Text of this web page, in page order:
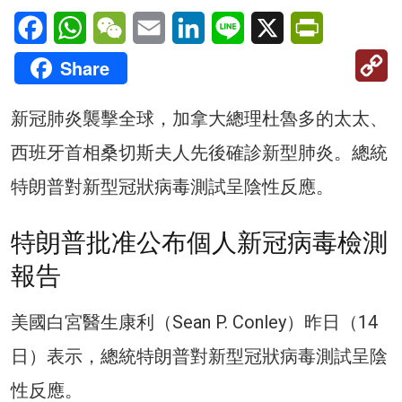
FacebookWhatsAppWeChatEmail LinkedInLine X
Share
新冠肺炎襲擊全球，加拿大總理杜魯多的太太、
西班牙首相桑切斯夫人先後確診新型肺炎。總統
特朗普對新型冠狀病毒測試呈陰性反應。
特朗普批准公布個人新冠病毒檢測
報告
美國白宮醫生康利（Sean P. Conley）昨日（14
日）表示，總統特朗普對新型冠狀病毒測試呈陰
性反應。